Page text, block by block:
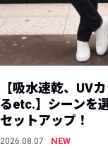
【吸水速乾、UV
るetc.】シーンを
セットアップ！
2026.08.07
NEW